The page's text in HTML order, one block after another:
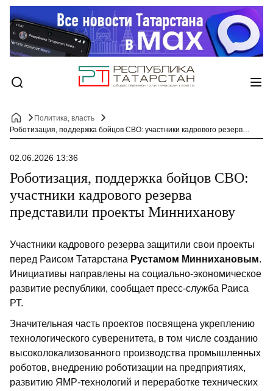
Политика, власть
Роботизация, поддержка бойцов СВО: участники кадрового резерва представили проекты Минниханову
02.06.2026 13:36
Роботизация, поддержка бойцов СВО:
участники кадрового резерва
представили проекты Минниханову
Участники кадрового резерва защитили свои проекты
перед Раисом Татарстана Рустамом Миннихановым.
Инициативы направлены на социально-экономическое
развитие республики, сообщает пресс-служба Раиса
РТ.
Значительная часть проектов посвящена укреплению
технологического суверенитета, в том числе созданию
высоколокализованного производства промышленных
роботов, внедрению роботизации на предприятиях,
развитию ЯМР-технологий и переработке технических